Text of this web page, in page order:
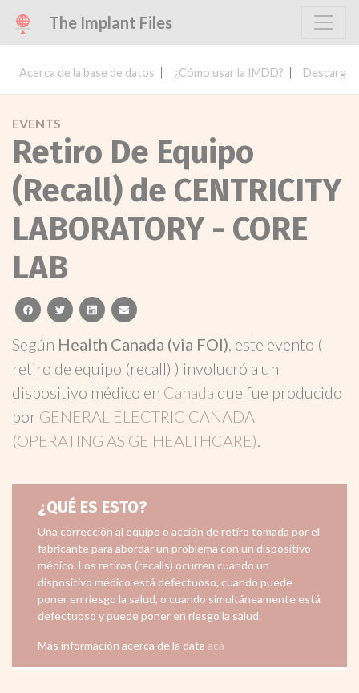
The Implant Files
Acerca de la base de datos ¿Cómo usar la IMDD? Descargar
EVENTS
Retiro De Equipo
(Recall) de CENTRICITY
LABORATORY - CORE
LAB
facebooktwitterlinkedinemail
Según Health Canada (via FOI), este evento (
retiro de equipo (recall) ) involucró a un
dispositivo médico en Canada que fue producido
por GENERAL ELECTRIC CANADA
(OPERATING AS GE HEALTHCARE).
¿QUÉ ES ESTO?
Una corrección al equipo o acción de retiro tomada por el
fabricante para abordar un problema con un dispositivo
médico. Los retiros (recalls) ocurren cuando un
dispositivo médico está defectuoso, cuando puede
poner en riesgo la salud, o cuando simultáneamente está
defectuoso y puede poner en riesgo la salud.
Más información acerca de la data acá